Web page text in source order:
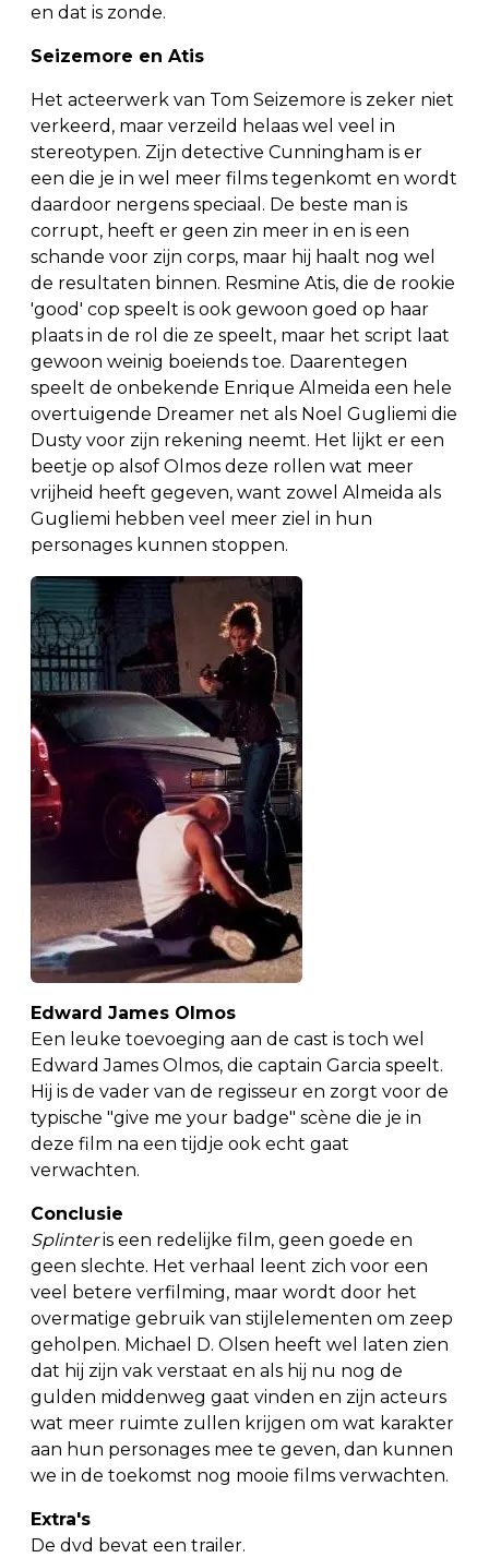
en dat is zonde.
Seizemore en Atis
Het acteerwerk van Tom Seizemore is zeker niet
verkeerd, maar verzeild helaas wel veel in
stereotypen. Zijn detective Cunningham is er
een die je in wel meer films tegenkomt en wordt
daardoor nergens speciaal. De beste man is
corrupt, heeft er geen zin meer in en is een
schande voor zijn corps, maar hij haalt nog wel
de resultaten binnen. Resmine Atis, die de rookie
'good' cop speelt is ook gewoon goed op haar
plaats in de rol die ze speelt, maar het script laat
gewoon weinig boeiends toe. Daarentegen
speelt de onbekende Enrique Almeida een hele
overtuigende Dreamer net als Noel Gugliemi die
Dusty voor zijn rekening neemt. Het lijkt er een
beetje op alsof Olmos deze rollen wat meer
vrijheid heeft gegeven, want zowel Almeida als
Gugliemi hebben veel meer ziel in hun
personages kunnen stoppen.
Edward James Olmos
Een leuke toevoeging aan de cast is toch wel
Edward James Olmos, die captain Garcia speelt.
Hij is de vader van de regisseur en zorgt voor de
typische "give me your badge" scène die je in
deze film na een tijdje ook echt gaat
verwachten.
Conclusie
Splinteris een redelijke film, geen goede en
geen slechte. Het verhaal leent zich voor een
veel betere verfilming, maar wordt door het
overmatige gebruik van stijlelementen om zeep
geholpen. Michael D. Olsen heeft wel laten zien
dat hij zijn vak verstaat en als hij nu nog de
gulden middenweg gaat vinden en zijn acteurs
wat meer ruimte zullen krijgen om wat karakter
aan hun personages mee te geven, dan kunnen
we in de toekomst nog mooie films verwachten.
Extra's
De dvd bevat een trailer.